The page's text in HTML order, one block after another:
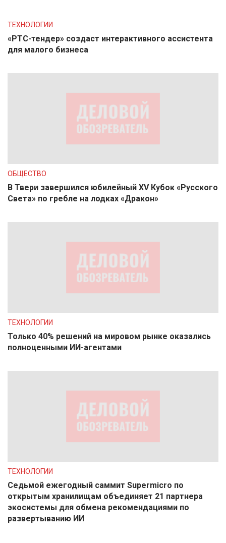
ТЕХНОЛОГИИ
«РТС-тендер» создаст интерактивного ассистента
для малого бизнеса
ОБЩЕСТВО
В Твери завершился юбилейный XV Кубок «Русского
Света» по гребле на лодках «Дракон»
ТЕХНОЛОГИИ
Только 40% решений на мировом рынке оказались
полноценными ИИ-агентами
ТЕХНОЛОГИИ
Седьмой ежегодный саммит Supermicro по
открытым хранилищам объединяет 21 партнера
экосистемы для обмена рекомендациями по
развертыванию ИИ